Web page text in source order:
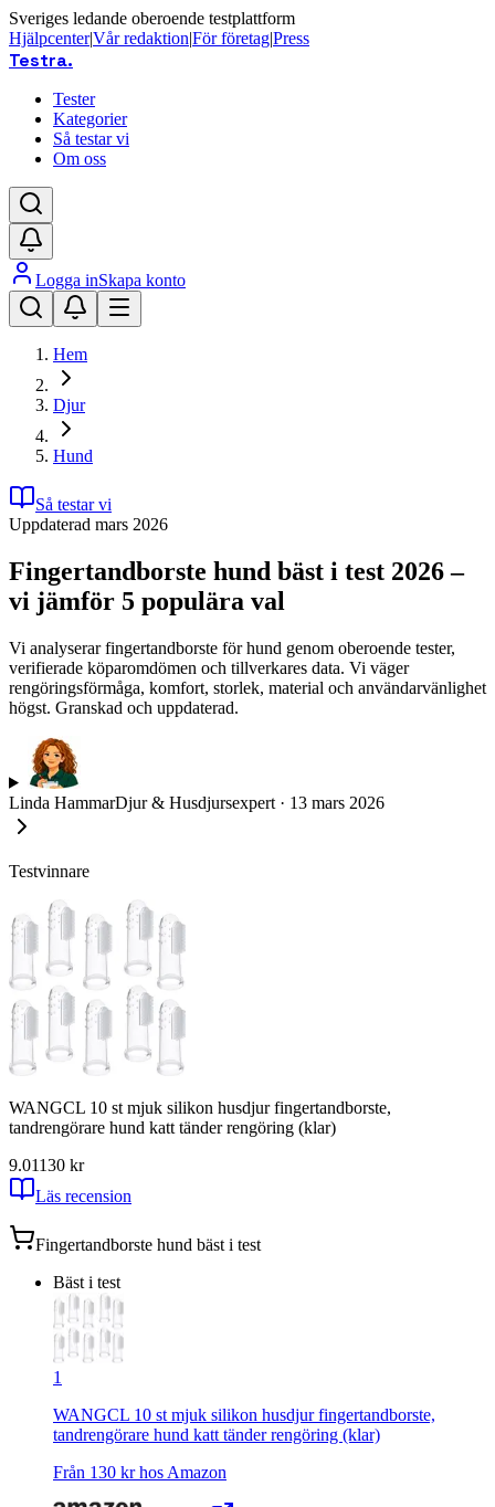
Sveriges ledande oberoende testplattform
Hjälpcenter|Vår redaktion|För företag|Press
Testra.
Tester
Kategorier
Så testar vi
Om oss
Logga inSkapa konto
Hem
Djur
Hund
Så testar vi
Uppdaterad mars 2026
Fingertandborste hund bäst i test 2026 –
vi jämför 5 populära val
Vi analyserar fingertandborste för hund genom oberoende tester,
verifierade köparomdömen och tillverkares data. Vi väger
rengöringsförmåga, komfort, storlek, material och användarvänlighet
högst. Granskad och uppdaterad.
Linda HammarDjur & Husdjursexpert · 13 mars 2026
Testvinnare
WANGCL 10 st mjuk silikon husdjur fingertandborste,
tandrengörare hund katt tänder rengöring (klar)
9.01130 kr
Läs recension
Fingertandborste hund bäst i test
Bäst i test
1
WANGCL 10 st mjuk silikon husdjur fingertandborste,
tandrengörare hund katt tänder rengöring (klar)
Från 130 kr hos Amazon